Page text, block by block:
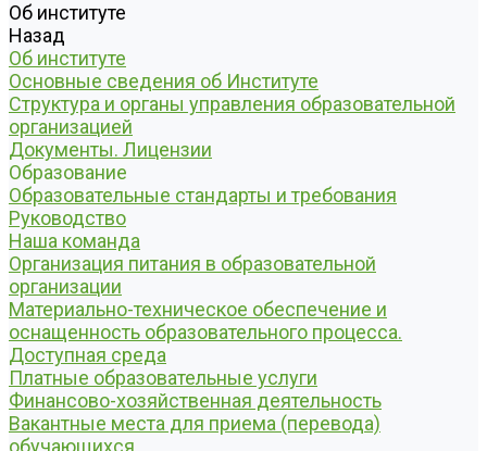
Об институте
Назад
Об институте
Основные сведения об Институте
Структура и органы управления образовательной
организацией
Документы. Лицензии
Образование
Образовательные стандарты и требования
Руководство
Наша команда
Организация питания в образовательной
организации
Материально-техническое обеспечение и
оснащенность образовательного процесса.
Доступная среда
Платные образовательные услуги
Финансово-хозяйственная деятельность
Вакантные места для приема (перевода)
обучающихся